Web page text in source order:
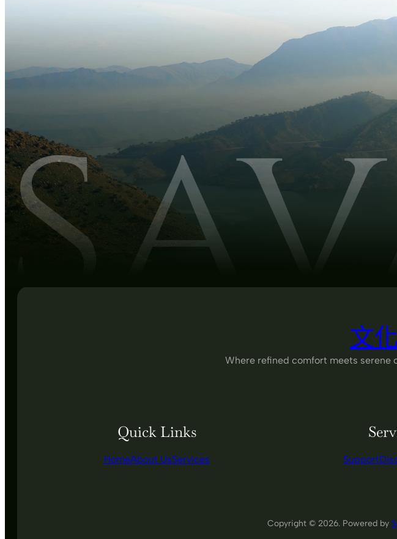
文
Where refined comfort meets serene
Quick Links
HomeAbout UsServices Support
Copyright © 2026. Powered by